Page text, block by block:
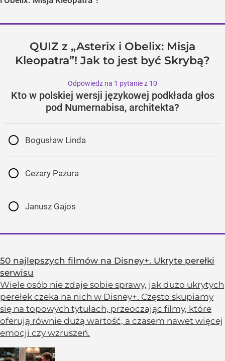
QUIZ z „Asterix i Obelix: Misja
Kleopatra”! Jak to jest być Skrybą?
Odpowiedz na 1 pytanie z 10
Kto w polskiej wersji językowej podkłada głos
pod Numernabisa, architekta?
Bogusław Linda
Cezary Pazura
Janusz Gajos
50 najlepszych filmów na Disney+. Ukryte perełki
serwisu
Wiele osób nie zdaje sobie sprawy, jak dużo ukrytych
perełek czeka na nich w Disney+. Często skupiamy
się na topowych tytułach, przeoczając filmy, które
oferują równie dużą wartość, a czasem nawet więcej
emocji czy wzruszeń.